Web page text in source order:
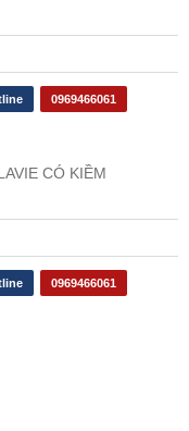
0969466061
CÓ KIỀM
0969466061